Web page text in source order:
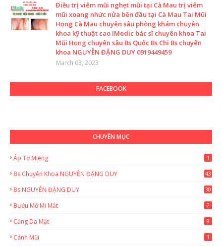
Điều trị viêm mũi nghẹt mũi tại Cà Mau trị viêm
mũi xoang nhức nửa bên đầu tại Cà Mau Tai Mũi
Họng Cà Mau chuyên sâu phòng khám chuyên
khoa kỹ thuật cao IMedic bác sĩ chuyên khoa Tai
Mũi Họng chuyên sâu Bs Quốc Bs Chi Bs chuyên
khoa NGUYỄN ĐẶNG DUY 0919449459
March 03, 2023
FACEBOOK
CHUYÊN MỤC
Áp Tơ Miệng 1
Bs Chuyên Khoa NGUYỄN ĐẶNG DUY
43
Bs NGUYỄN ĐẶNG DUY 30
Bướu Mỡ Mi Mắt 2
Căng Da Mặt 8
Cánh Mũi 1